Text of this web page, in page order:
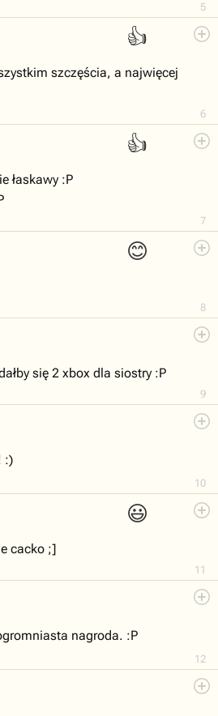
5
👍
6
szczęścia, a najwięcej
👍
7
łaskawy :P
😊
8
9
się 2 xbox dla siostry :P
10
:)
😃
11
cacko ;]
12
nagroda. :P